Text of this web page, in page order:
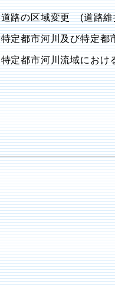
道路の区域変更 (道路維
特定都市河川及び特定
特定都市河川流域にお